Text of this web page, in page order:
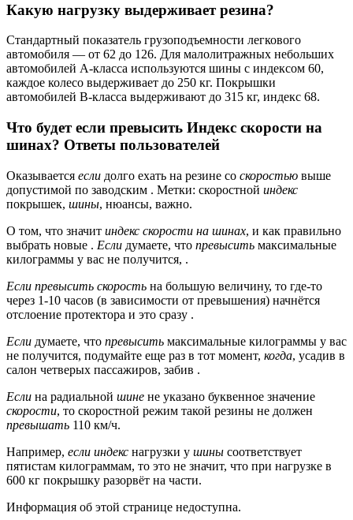
Какую нагрузку выдерживает резина?
Стандартный показатель грузоподъемности легкового
автомобиля — от 62 до 126. Для малолитражных небольших
автомобилей А-класса используются шины с индексом 60,
каждое колесо выдерживает до 250 кг. Покрышки
автомобилей В-класса выдерживают до 315 кг, индекс 68.
Что будет если превысить Индекс скорости на
шинах? Ответы пользователей
Оказывается если долго ехать на резине со скоростью выше
допустимой по заводским . Метки: скоростной индекс
покрышек, шины, нюансы, важно.
О том, что значит индекс скорости на шинах, и как правильно
выбрать новые . Если думаете, что превысить максимальные
килограммы у вас не получится, .
Если превысить скорость на большую величину, то где-то
через 1-10 часов (в зависимости от превышения) начнётся
отслоение протектора и это сразу .
Если думаете, что превысить максимальные килограммы у вас
не получится, подумайте еще раз в тот момент, когда, усадив в
салон четверых пассажиров, забив .
Если на радиальной шине не указано буквенное значение
скорости, то скоростной режим такой резины не должен
превышать 110 км/ч.
Например, если индекс нагрузки у шины соответствует
пятистам килограммам, то это не значит, что при нагрузке в
600 кг покрышку разорвёт на части.
Информация об этой странице недоступна.